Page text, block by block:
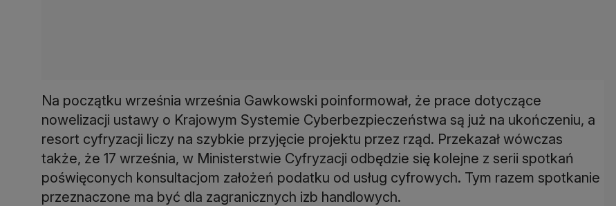
Na początku września września Gawkowski poinformował, że prace dotyczące
nowelizacji ustawy o Krajowym Systemie Cyberbezpieczeństwa są już na ukończeniu, a
resort cyfryzacji liczy na szybkie przyjęcie projektu przez rząd. Przekazał wówczas
także, że 17 września, w Ministerstwie Cyfryzacji odbędzie się kolejne z serii spotkań
poświęconych konsultacjom założeń podatku od usług cyfrowych. Tym razem spotkanie
przeznaczone ma być dla zagranicznych izb handlowych.